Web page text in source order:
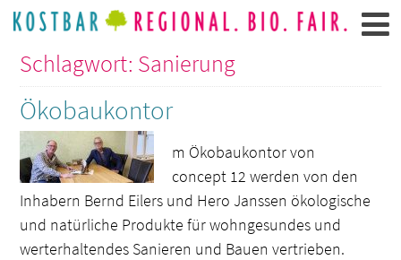
Schlagwort: Sanierung
Ökobaukontor
m Ökobaukontor von
concept 12 werden von den
Inhabern Bernd Eilers und Hero Janssen ökologische
und natürliche Produkte für wohngesundes und
werterhaltendes Sanieren und Bauen vertrieben.